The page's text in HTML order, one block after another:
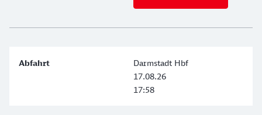
Darmstadt Hbf
17.08.26
17:58